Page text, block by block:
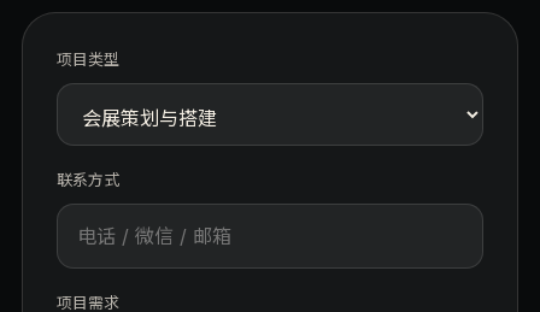
项目类型
联系方式
项目需求